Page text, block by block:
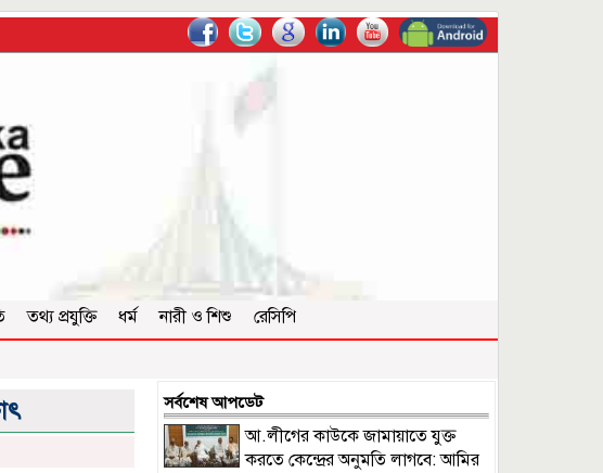
তথ্য প্রযুক্তি ধর্ম নারী ও শিশু
রেসিপি
সর্বশেষ আপডেট
আ.লীগের কাউকে জামায়াতে যুক্ত
করতে কেন্দ্রের অনুমতি লাগবে: আমির